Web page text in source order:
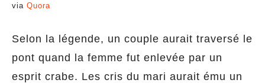
via Quora
Selon la légende, un couple aurait traversé le
pont quand la femme fut enlevée par un
esprit crabe. Les cris du mari aurait ému un